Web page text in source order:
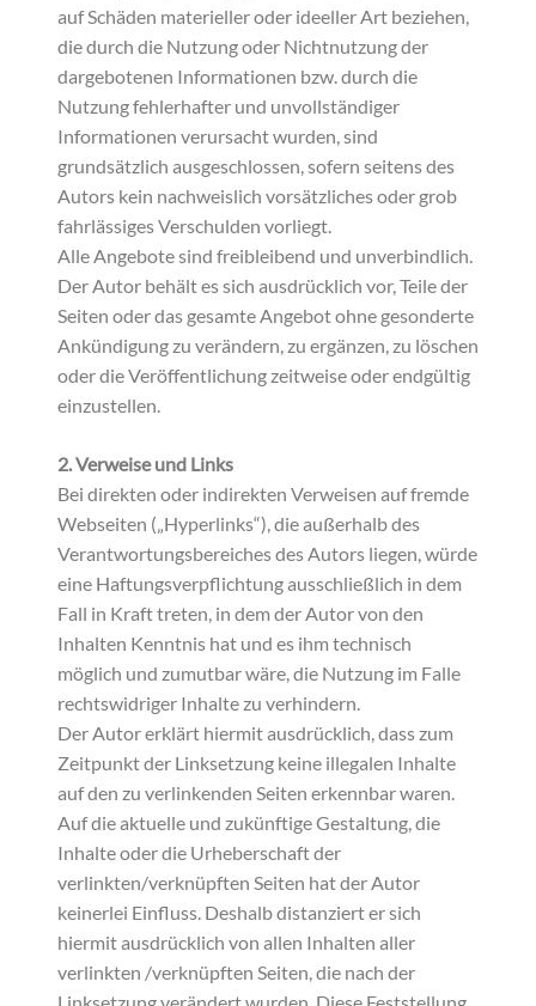
auf Schäden materieller oder ideeller Art beziehen,
die durch die Nutzung oder Nichtnutzung der
dargebotenen Informationen bzw. durch die
Nutzung fehlerhafter und unvollständiger
Informationen verursacht wurden, sind
grundsätzlich ausgeschlossen, sofern seitens des
Autors kein nachweislich vorsätzliches oder grob
fahrlässiges Verschulden vorliegt.
Alle Angebote sind freibleibend und unverbindlich.
Der Autor behält es sich ausdrücklich vor, Teile der
Seiten oder das gesamte Angebot ohne gesonderte
Ankündigung zu verändern, zu ergänzen, zu löschen
oder die Veröffentlichung zeitweise oder endgültig
einzustellen.
2. Verweise und Links
Bei direkten oder indirekten Verweisen auf fremde
Webseiten („Hyperlinks“), die außerhalb des
Verantwortungsbereiches des Autors liegen, würde
eine Haftungsverpflichtung ausschließlich in dem
Fall in Kraft treten, in dem der Autor von den
Inhalten Kenntnis hat und es ihm technisch
möglich und zumutbar wäre, die Nutzung im Falle
rechtswidriger Inhalte zu verhindern.
Der Autor erklärt hiermit ausdrücklich, dass zum
Zeitpunkt der Linksetzung keine illegalen Inhalte
auf den zu verlinkenden Seiten erkennbar waren.
Auf die aktuelle und zukünftige Gestaltung, die
Inhalte oder die Urheberschaft der
verlinkten/verknüpften Seiten hat der Autor
keinerlei Einfluss. Deshalb distanziert er sich
hiermit ausdrücklich von allen Inhalten aller
verlinkten /verknüpften Seiten, die nach der
Linksetzung verändert wurden. Diese Feststellung